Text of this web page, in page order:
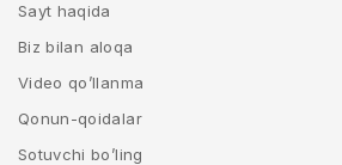
Sayt haqida
Biz bilan aloqa
Video qo’llanma
Qonun-qoidalar
Sotuvchi bo’ling